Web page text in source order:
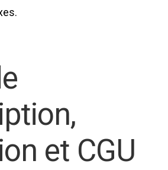
et CGU